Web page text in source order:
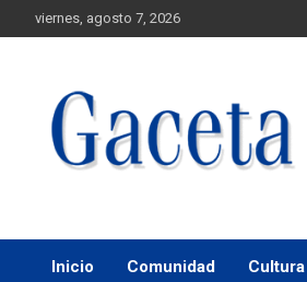
viernes, agosto 7, 2026
Gaceta UACJ
Inicio Comunidad Cultura